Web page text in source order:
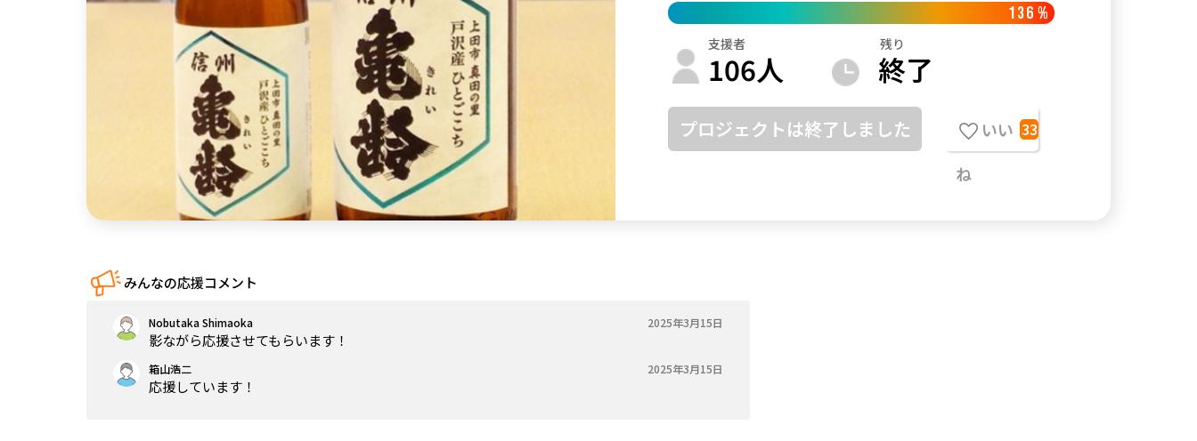
四国 香川
九州・沖縄 佐賀 鹿児島 沖縄
136 %
支援者
106人
残り
終了
プロジェクトは終了しました
いい
ね
33
みんなの応援コメント
Nobutaka Shimaoka 2025年3月15日
影ながら応援させてもらいます！
箱山浩二 2025年3月15日
応援しています！